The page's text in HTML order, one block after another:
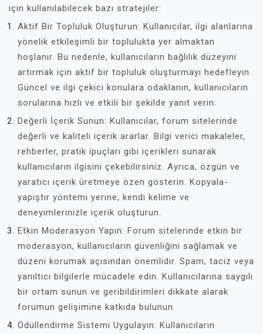
için kullanılabilecek bazı stratejiler:
Aktif Bir Topluluk Oluşturun: Kullanıcılar, ilgi alanlarına
yönelik etkileşimli bir toplulukta yer almaktan
hoşlanır. Bu nedenle, kullanıcıların bağlılık düzeyini
artırmak için aktif bir topluluk oluşturmayı hedefleyin.
Güncel ve ilgi çekici konulara odaklanın, kullanıcıların
sorularına hızlı ve etkili bir şekilde yanıt verin.
Değerli İçerik Sunun: Kullanıcılar, forum sitelerinde
değerli ve kaliteli içerik ararlar. Bilgi verici makaleler,
rehberler, pratik ipuçları gibi içerikleri sunarak
kullanıcıların ilgisini çekebilirsiniz. Ayrıca, özgün ve
yaratıcı içerik üretmeye özen gösterin. Kopyala-
yapıştır yöntemi yerine, kendi kelime ve
deneyimlerinizle içerik oluşturun.
Etkin Moderasyon Yapın: Forum sitelerinde etkin bir
moderasyon, kullanıcıların güvenliğini sağlamak ve
düzeni korumak açısından önemlidir. Spam, taciz veya
yanıltıcı bilgilerle mücadele edin. Kullanıcılarına saygılı
bir ortam sunun ve geribildirimleri dikkate alarak
forumun gelişimine katkıda bulunun.
Ödüllendirme Sistemi Uygulayın: Kullanıcıların